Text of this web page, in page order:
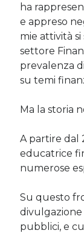
Archivi
Archivi
Archivi
Archivi
ha
e appreso
mie attività
settore
prevalenza
su temi
Ma la storia
A partire dal
educatrice
numerose
Su questo
divulgazione
pubblici, e